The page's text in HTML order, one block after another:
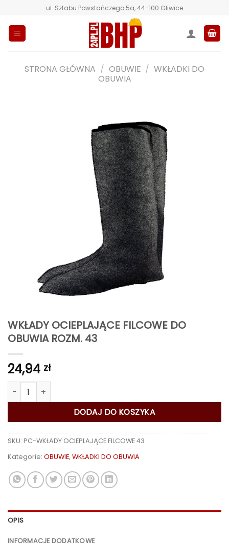
zawartości
ul. Sztabu Powstańczego 5a, 44-100 Gliwice
STRONA GŁÓWNA / OBUWIE / WKŁADKI DO
OBUWIA
WKŁADY OCIEPLAJĄCE FILCOWE DO
OBUWIA ROZM. 43
24,94 zł
ilość WKŁADY OCIEPLAJĄCE FILCOWE DO OBUWIA ROZM. 43
DODAJ DO KOSZYKA
SKU: PC-WKŁADY OCIEPLAJĄCE FILCOWE 43
Kategorie: OBUWIE, WKŁADKI DO OBUWIA
OPIS
INFORMACJE DODATKOWE